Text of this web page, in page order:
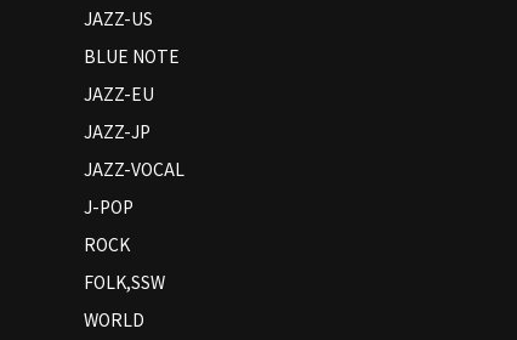
JAZZ-US
BLUE NOTE
JAZZ-EU
JAZZ-JP
JAZZ-VOCAL
J-POP
ROCK
FOLK,SSW
WORLD